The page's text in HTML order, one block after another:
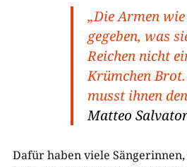
„Die Armen
gegeben, was
Reichen nicht
Krümchen
musst ihnen
Matteo
Dafür haben viele